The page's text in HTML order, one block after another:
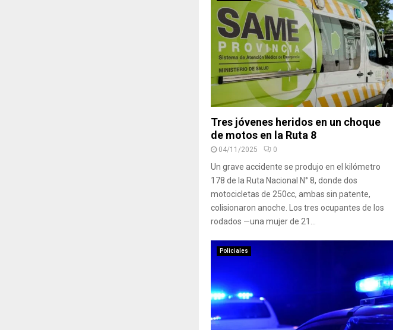
Tres jóvenes heridos en un choque
de motos en la Ruta 8
04/11/2025 0
Un grave accidente se produjo en el kilómetro
178 de la Ruta Nacional N° 8, donde dos
motocicletas de 250cc, ambas sin patente,
colisionaron anoche. Los tres ocupantes de los
rodados —una mujer de 21...
Policiales